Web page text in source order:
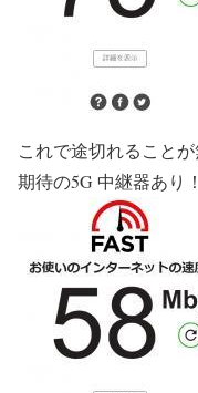
これで途切れること
期待の5G 中継器あり